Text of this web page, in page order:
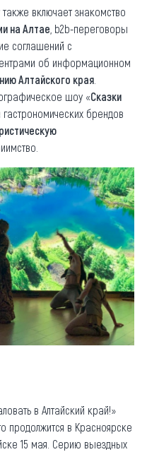
включает знакомство
на Алтае , b2b-переговоры
соглашений с
об информационном
Алтайского края
шоу «Сказки
гастрономических брендов
в Алтайский край!»
продолжится в Красноярске
15 мая. Серию выездных